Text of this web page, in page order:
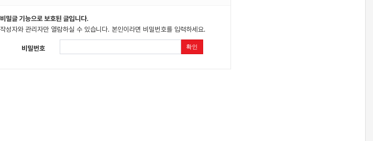
비밀글 기능으로 보호된 글입니다.
작성자와 관리자만 열람하실 수 있습니다. 본인이라면 비밀번호를 입력하세요.
비밀번호 확인